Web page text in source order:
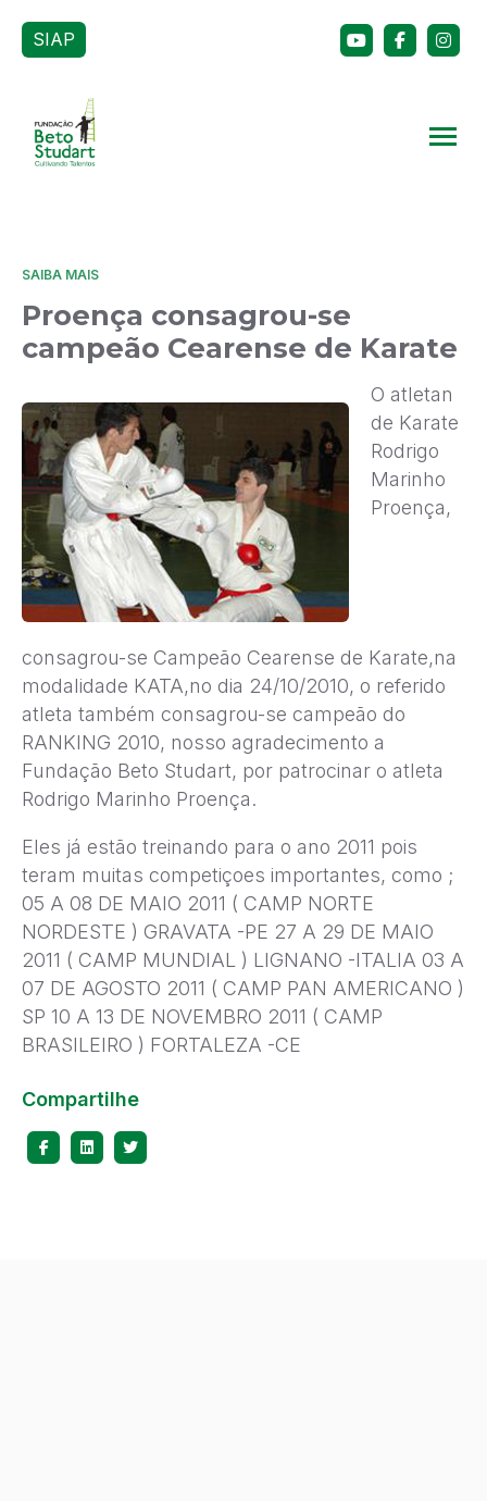
SIAP
SAIBA MAIS
Proença consagrou-se
campeão Cearense de Karate
O atletan
de Karate
Rodrigo
Marinho
Proença,
consagrou-se Campeão Cearense de Karate,na
modalidade KATA,no dia 24/10/2010, o referido
atleta também consagrou-se campeão do
RANKING 2010, nosso agradecimento a
Fundação Beto Studart, por patrocinar o atleta
Rodrigo Marinho Proença.
Eles já estão treinando para o ano 2011 pois
teram muitas competiçoes importantes, como ;
05 A 08 DE MAIO 2011 ( CAMP NORTE
NORDESTE ) GRAVATA -PE 27 A 29 DE MAIO
2011 ( CAMP MUNDIAL ) LIGNANO -ITALIA 03 A
07 DE AGOSTO 2011 ( CAMP PAN AMERICANO )
SP 10 A 13 DE NOVEMBRO 2011 ( CAMP
BRASILEIRO ) FORTALEZA -CE
Compartilhe